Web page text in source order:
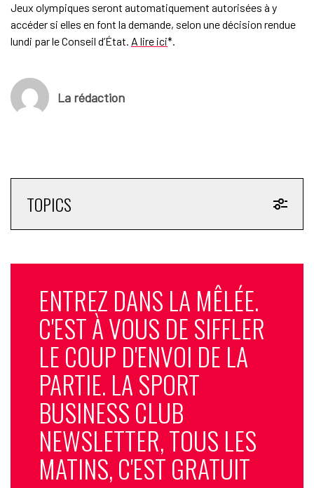
Jeux olympiques seront automatiquement autorisées à y
accéder si elles en font la demande, selon une décision rendue
lundi par le Conseil d’État. A lire ici*.
La rédaction
TOPICS
ENTREZ DANS LA MÊLÉE.
C'EST À VOUS DE SIFFLER
LE COUP D'ENVOI DE LA
PARTIE. LA SPORT
BUSINESS CLUB
NEWSLETTER, TOUS LES
MATINS, C'EST GRATUIT